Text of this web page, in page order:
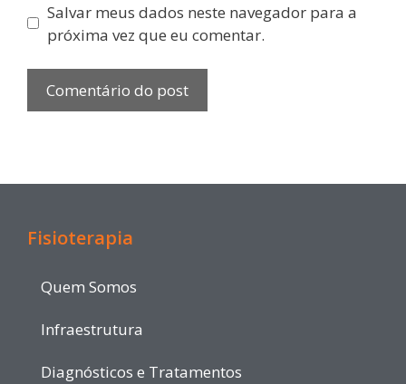
Salvar meus dados neste navegador para a
próxima vez que eu comentar.
Fisioterapia
Quem Somos
Infraestrutura
Diagnósticos e Tratamentos